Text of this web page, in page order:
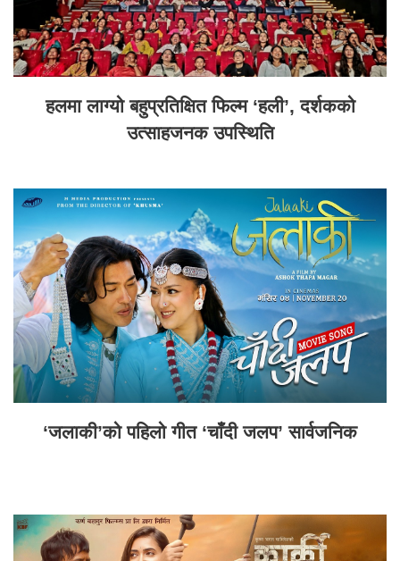
हलमा लाग्यो बहुप्रतिक्षित फिल्म ‘हली’, दर्शकको
उत्साहजनक उपस्थिति
‘जलाकी’को पहिलो गीत ‘चाँदी जलप’ सार्वजनिक